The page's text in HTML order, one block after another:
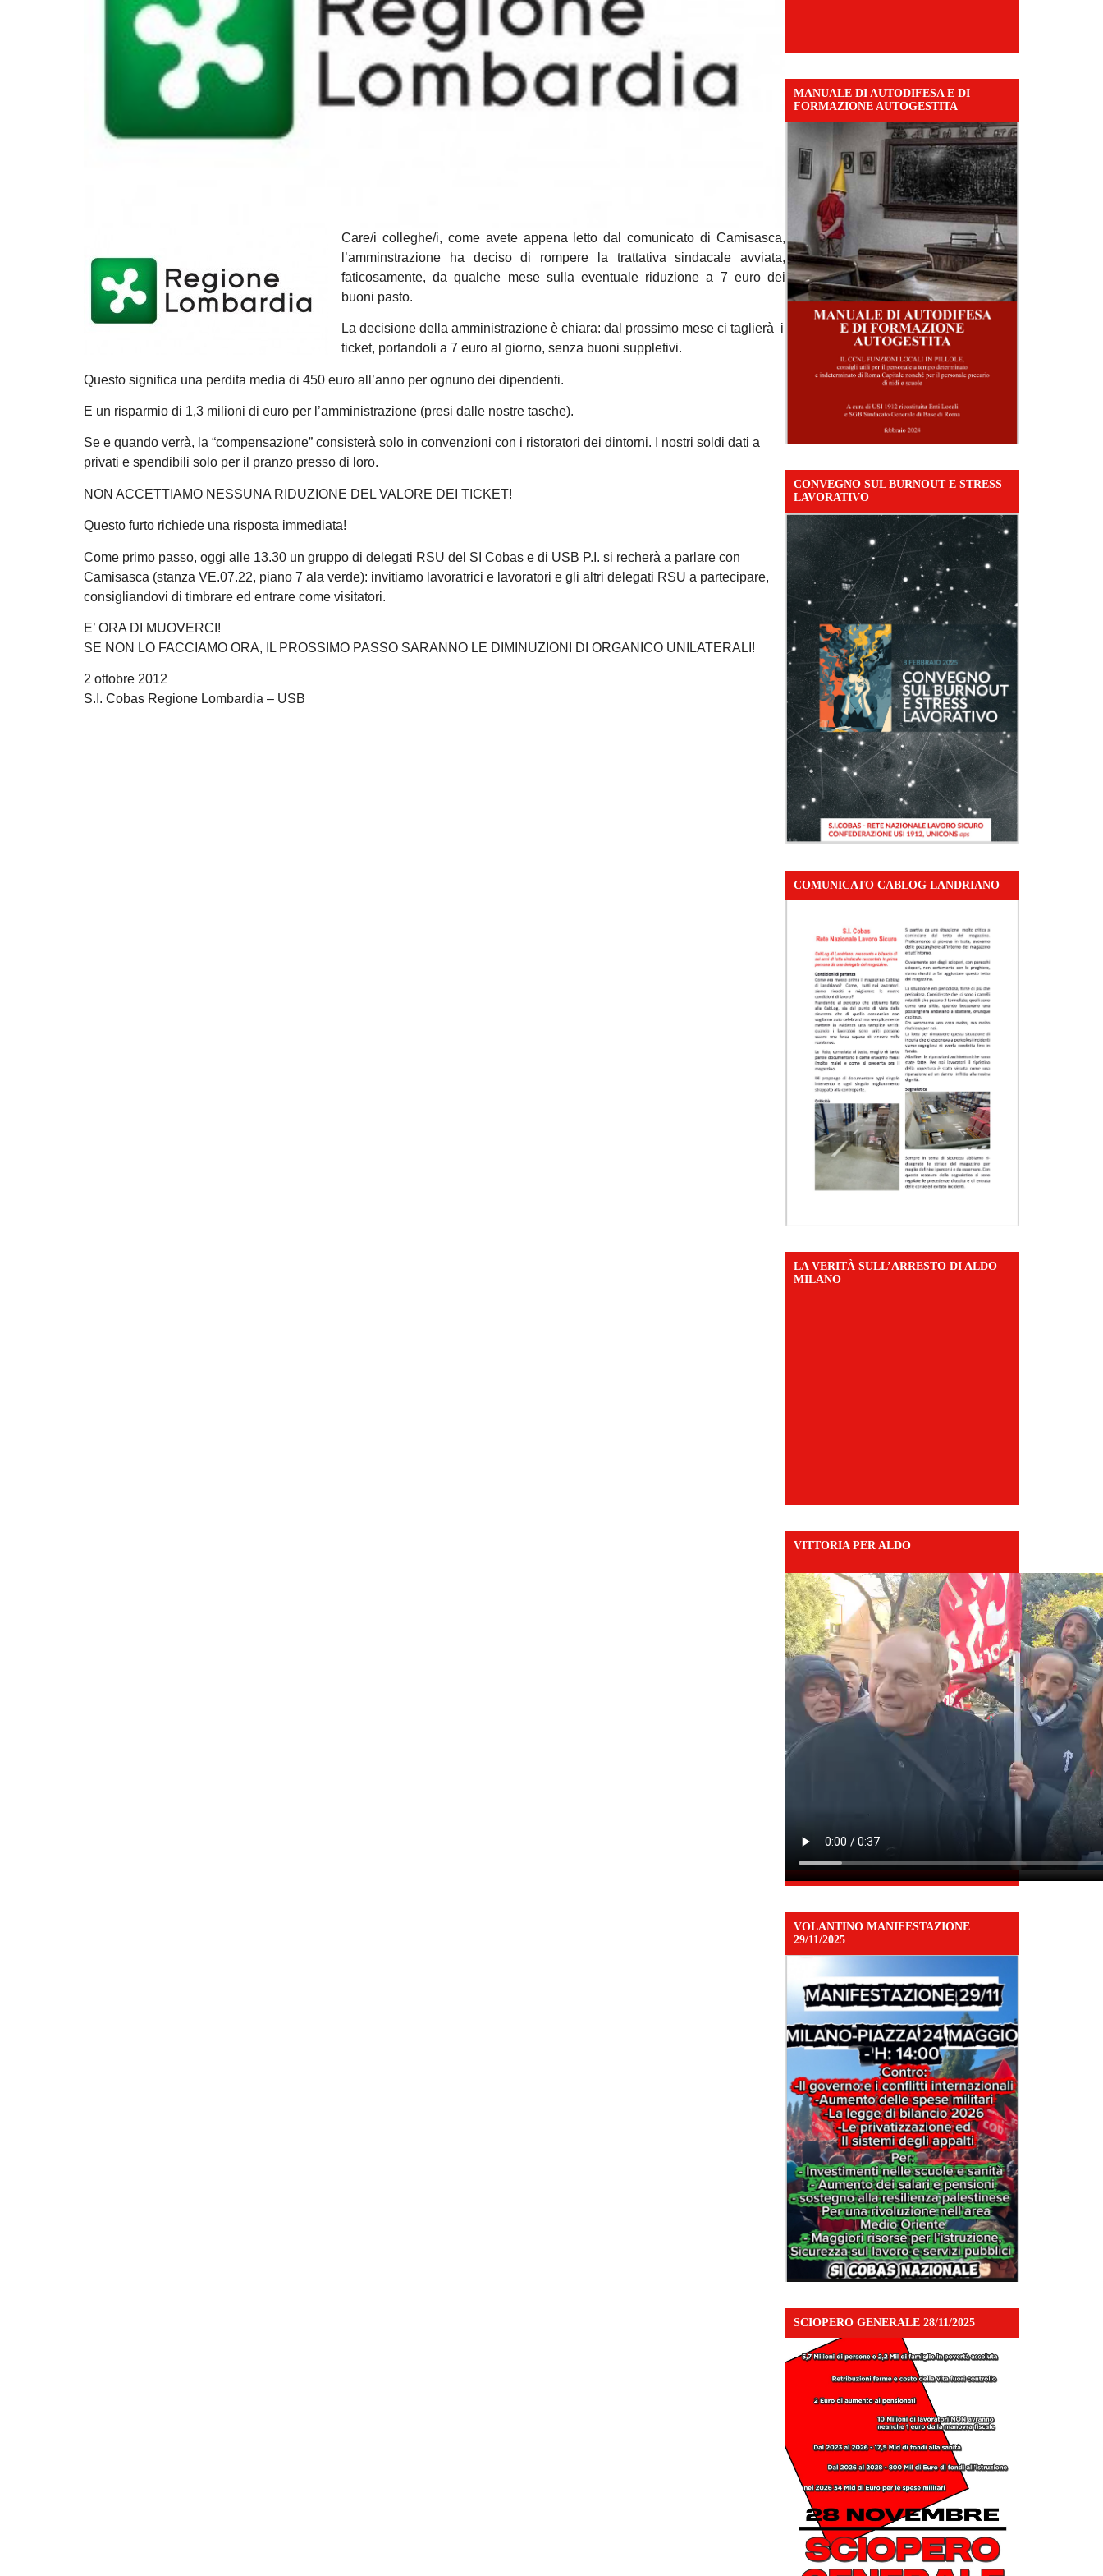
Care/i colleghe/i, come avete appena letto dal comunicato di Camisasca,
l’amminstrazione ha deciso di rompere la trattativa sindacale avviata,
faticosamente, da qualche mese sulla eventuale riduzione a 7 euro dei
buoni pasto.
La decisione della amministrazione è chiara: dal prossimo mese ci taglierà i
ticket, portandoli a 7 euro al giorno, senza buoni suppletivi.
Questo significa una perdita media di 450 euro all’anno per ognuno dei dipendenti.
E un risparmio di 1,3 milioni di euro per l’amministrazione (presi dalle nostre tasche).
Se e quando verrà, la “compensazione” consisterà solo in convenzioni con i ristoratori dei dintorni. I nostri soldi dati a
privati e spendibili solo per il pranzo presso di loro.
NON ACCETTIAMO NESSUNA RIDUZIONE DEL VALORE DEI TICKET!
Questo furto richiede una risposta immediata!
Come primo passo, oggi alle 13.30 un gruppo di delegati RSU del SI Cobas e di USB P.I. si recherà a parlare con
Camisasca (stanza VE.07.22, piano 7 ala verde): invitiamo lavoratrici e lavoratori e gli altri delegati RSU a partecipare,
consigliandovi di timbrare ed entrare come visitatori.
E’ ORA DI MUOVERCI!
SE NON LO FACCIAMO ORA, IL PROSSIMO PASSO SARANNO LE DIMINUZIONI DI ORGANICO UNILATERALI!
2 ottobre 2012
S.I. Cobas Regione Lombardia – USB
MANUALE DI AUTODIFESA E DI
FORMAZIONE AUTOGESTITA
CONVEGNO SUL BURNOUT E STRESS
LAVORATIVO
COMUNICATO CABLOG LANDRIANO
LA VERITÀ SULL’ARRESTO DI ALDO
MILANO
VITTORIA PER ALDO
VOLANTINO MANIFESTAZIONE
29/11/2025
SCIOPERO GENERALE 28/11/2025